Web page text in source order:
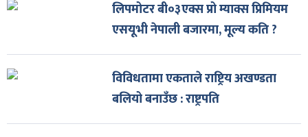
लिपमोटर बी०३एक्स प्रो म्याक्स प्रिमियम
एसयूभी नेपाली बजारमा, मूल्य कति ?
विविधतामा एकताले राष्ट्रिय अखण्डता
बलियो बनाउँछ : राष्ट्रपति